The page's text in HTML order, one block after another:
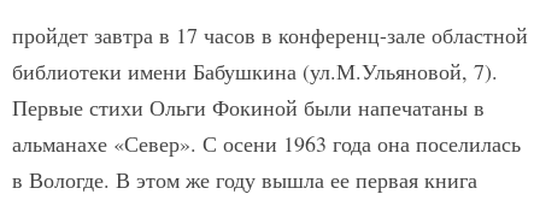
пройдет завтра в 17 часов в конференц-зале областной
библиотеки имени Бабушкина (ул.М.Ульяновой, 7).
Первые стихи Ольги Фокиной были напечатаны в
альманахе «Север». С осени 1963 года она поселилась
в Вологде. В этом же году вышла ее первая книга